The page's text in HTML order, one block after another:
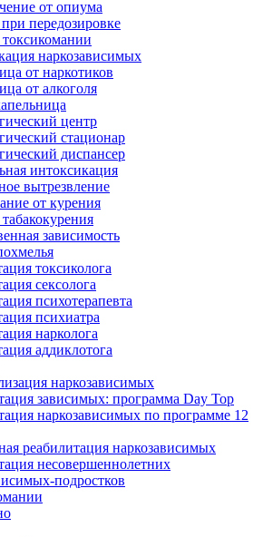
от опиума
передозировке
наркозависимых
от наркотиков
от алкоголя
центр
стационар
диспансер
интоксикация
вытрезвление
от курения
зависимость
токсиколога
сексолога
психотерапевта
психиатра
нарколога
аддиклотога
наркозависимых
зависимых: программа Day Top
наркозависимых по программе 12
реабилитация наркозависимых
несовершеннолетних
подростков